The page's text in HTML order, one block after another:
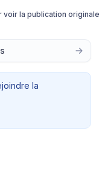
voir la publication originale
la